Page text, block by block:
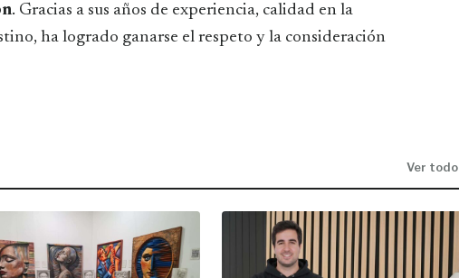
. Gracias a sus años de experiencia, calidad en la
ha logrado ganarse el respeto y la consideración
Ver todo